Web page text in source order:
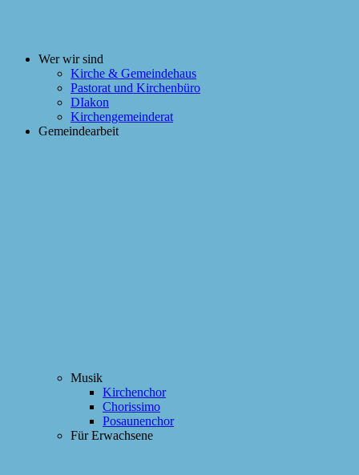
Wer wir sind
Kirche & Gemeindehaus
Pastorat und Kirchenbüro
DIakon
Kirchengemeinderat
Gemeindearbeit
Musik
Kirchenchor
Chorissimo
Posaunenchor
Für Erwachsene